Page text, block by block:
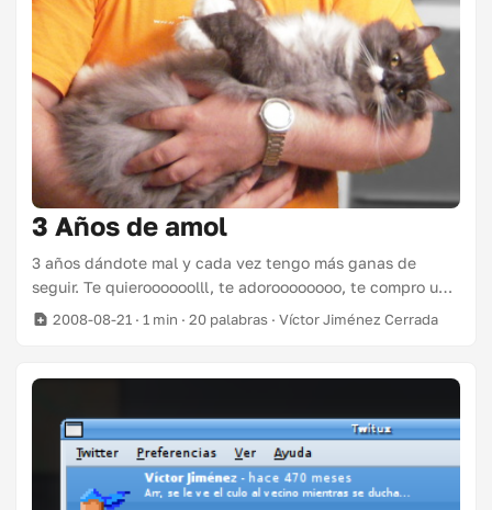
3 Años de amol
3 años dándote mal y cada vez tengo más ganas de
seguir. Te quieroooooolll, te adoroooooooo, te compro un
loroooooooooo….
2008-08-21 · 1 min · 20 palabras · Víctor Jiménez Cerrada